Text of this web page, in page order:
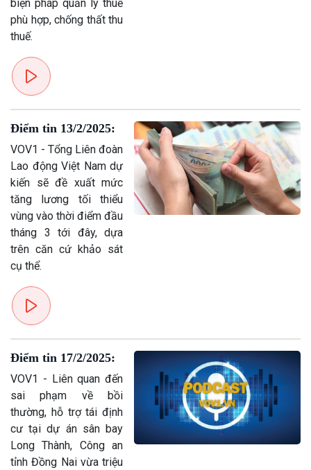
Xã hội
Tin Đời sống & Xã hội
360 độ Sức khỏe
Chuyển đổi Xanh
Tài nguyên và Môi trường
Chuyên gia của bạn
Xã hội chuyển động
Bước chân đến trường
Khoa học & Công nghệ
Tin Khoa học & Công nghệ
Kết nối công nghệ
Sống chung với biến đổi
khí hậu
biện pháp quản lý thuế
phù hợp, chống thất thu
thuế.
Điểm tin 13/2/2025:
VOV1 - Tổng Liên đoàn
Lao động Việt Nam dự
kiến sẽ đề xuất mức
tăng lương tối thiểu
vùng vào thời điểm đầu
tháng 3 tới đây, dựa
trên căn cứ khảo sát
cụ thể.
Điểm tin 17/2/2025:
VOV1 - Liên quan đến
sai phạm về bồi
thường, hỗ trợ tái định
cư tại dự án sân bay
Long Thành, Công an
tỉnh Đồng Nai vừa triệu